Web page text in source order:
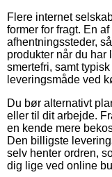
Flere internet
former for fragt. En
afhentningssteder,
produkter når du har
smertefri, samt
leveringsmåde ved
Du bør alternativt
eller til dit arbejde.
en kende mere
Den billigste
selv henter ordren,
dig lige ved online